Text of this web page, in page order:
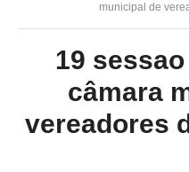
municipal de
19
câmara
vereadores